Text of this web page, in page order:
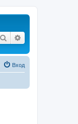
Поиск
Вход